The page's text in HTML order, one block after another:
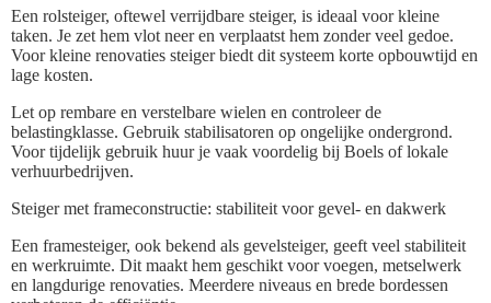
Een rolsteiger, oftewel verrijdbare steiger, is ideaal voor kleine
taken. Je zet hem vlot neer en verplaatst hem zonder veel gedoe.
Voor kleine renovaties steiger biedt dit systeem korte opbouwtijd en
lage kosten.
Let op rembare en verstelbare wielen en controleer de
belastingklasse. Gebruik stabilisatoren op ongelijke ondergrond.
Voor tijdelijk gebruik huur je vaak voordelig bij Boels of lokale
verhuurbedrijven.
Steiger met frameconstructie: stabiliteit voor gevel- en dakwerk
Een framesteiger, ook bekend als gevelsteiger, geeft veel stabiliteit
en werkruimte. Dit maakt hem geschikt voor voegen, metselwerk
en langdurige renovaties. Meerdere niveaus en brede bordessen